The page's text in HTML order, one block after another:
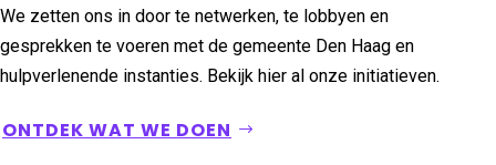
We zetten ons in door te netwerken, te lobbyen en
gesprekken te voeren met de gemeente Den Haag en
hulpverlenende instanties. Bekijk hier al onze initiatieven.
ONTDEK WAT WE DOEN